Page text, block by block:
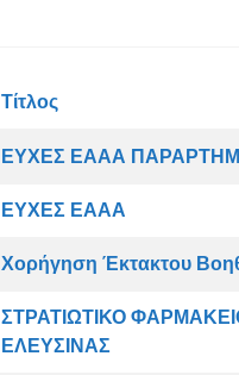
Τίτλος
ΕΥΧΕΣ ΕΑΑΑ
ΕΥΧΕΣ ΕΑΑΑ
Χορήγηση Έκτακτου
ΣΤΡΑΤΙΩΤΙΚΟ
ΕΛΕΥΣΙΝΑΣ